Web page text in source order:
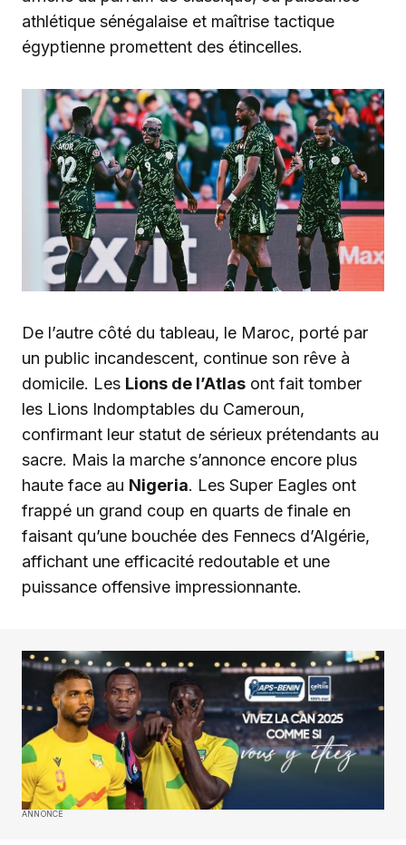
athlétique sénégalaise et maîtrise tactique
égyptienne promettent des étincelles.
De l’autre côté du tableau, le Maroc, porté par
un public incandescent, continue son rêve à
domicile. Les Lions de l’Atlas ont fait tomber
les Lions Indomptables du Cameroun,
confirmant leur statut de sérieux prétendants au
sacre. Mais la marche s’annonce encore plus
haute face au Nigeria. Les Super Eagles ont
frappé un grand coup en quarts de finale en
faisant qu’une bouchée des Fennecs d’Algérie,
affichant une efficacité redoutable et une
puissance offensive impressionnante.
ANNONCE